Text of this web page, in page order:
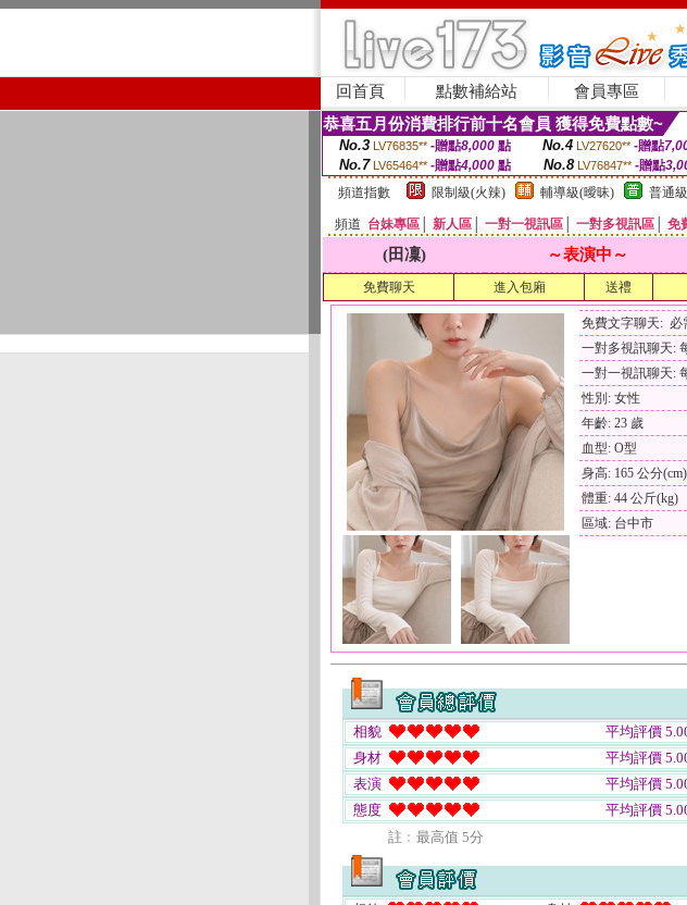
回首頁 點數補給站 會員專區
恭喜五月份消費排行前十名會員 獲得免費點數~
No.3 LV76835** -贈點8,000點 No.4 LV27620** -贈點
No.7 LV65464** -贈點4,000 點 No.8 LV76847** -贈點
頻道指數
限制級(火辣) 輔導級(曖昧) 普通
頻道 台妹專區 新人區 一對一視訊區 一對多視訊區 免
(田凜) ～表演中～
免費聊天 進入包廂 送禮
免費文字聊天: 必
一對多視訊聊天:
一對一視訊聊天:
性別: 女性
年齡: 23 歲
血型: O型
身高: 165 公分(cm)
體重: 44 公斤(kg)
區域: 台中市
相貌
平均評價
身材
平均評價
表演
平均評價
態度
平均評價
註﹕最高值 5分